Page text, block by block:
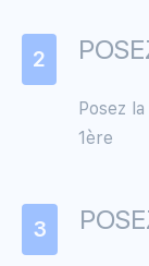
2
Posez
1ère
3